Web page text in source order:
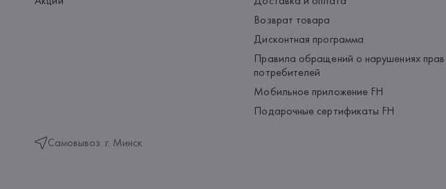
Самовывоз: г. Минск
Возврат товара
Дисконтная программа
Правила обращений о нарушениях прав
потребителей
Мобильное приложение FH
Подарочные сертификаты FH